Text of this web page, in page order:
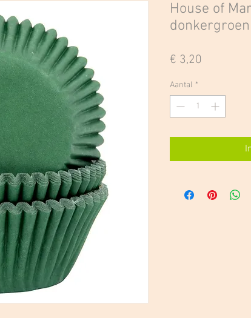
House of
donkergroen
€ 3,20
Aantal *